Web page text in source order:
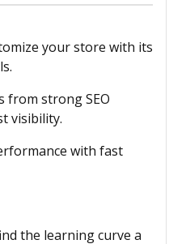
your store with its
from strong SEO
visibility.
with fast
the learning curve a